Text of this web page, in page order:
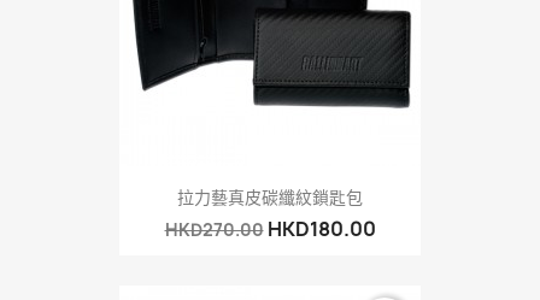
拉力藝真皮碳纖紋鎖匙包
HKD270.00 HKD180.00